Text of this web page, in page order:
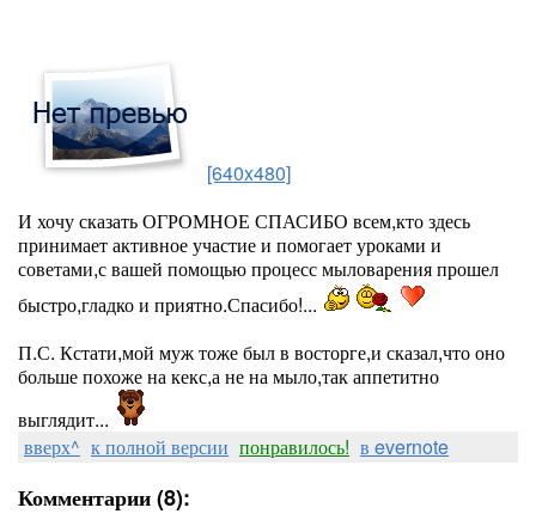
[640x480]
И хочу сказать ОГРОМНОЕ СПАСИБО всем,кто здесь
принимает активное участие и помогает уроками и
советами,с вашей помощью процесс мыловарения прошел
быстро,гладко и приятно.Спасибо!...
П.С. Кстати,мой муж тоже был в восторге,и сказал,что оно
больше похоже на кекс,а не на мыло,так аппетитно
выглядит...
вверх^ к полной версии понравилось! в evernote
Комментарии (8):